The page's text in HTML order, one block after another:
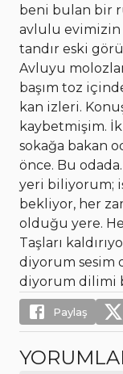
beni bulan bir
avlulu evimizin
tandır eski
Avluyu
başım toz
kan izleri.
kaybetmişim.
sokağa bakan
önce. Bu
yeri biliyorum;
bekliyor, her
olduğu yere.
Taşları
diyorum sesim
diyorum dilimi
Paylaş